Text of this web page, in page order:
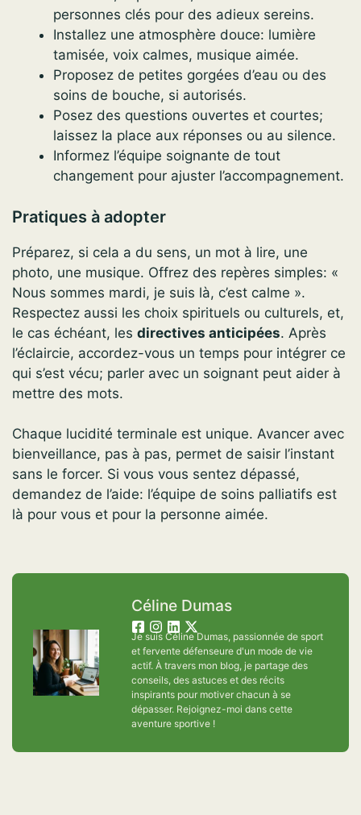
personnes clés pour des adieux sereins.
Installez une atmosphère douce: lumière
tamisée, voix calmes, musique aimée.
Proposez de petites gorgées d’eau ou des
soins de bouche, si autorisés.
Posez des questions ouvertes et courtes;
laissez la place aux réponses ou au silence.
Informez l’équipe soignante de tout
changement pour ajuster l’accompagnement.
Pratiques à adopter
Préparez, si cela a du sens, un mot à lire, une
photo, une musique. Offrez des repères simples: «
Nous sommes mardi, je suis là, c’est calme ».
Respectez aussi les choix spirituels ou culturels, et,
le cas échéant, les directives anticipées. Après
l’éclaircie, accordez-vous un temps pour intégrer ce
qui s’est vécu; parler avec un soignant peut aider à
mettre des mots.
Chaque lucidité terminale est unique. Avancer avec
bienveillance, pas à pas, permet de saisir l’instant
sans le forcer. Si vous vous sentez dépassé,
demandez de l’aide: l’équipe de soins palliatifs est
là pour vous et pour la personne aimée.
Céline Dumas
Je suis Céline Dumas, passionnée de sport
et fervente défenseure d'un mode de vie
actif. À travers mon blog, je partage des
conseils, des astuces et des récits
inspirants pour motiver chacun à se
dépasser. Rejoignez-moi dans cette
aventure sportive !